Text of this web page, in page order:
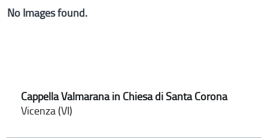
No Images found.
Cappella Valmarana in Chiesa di Santa Corona
Vicenza (VI)